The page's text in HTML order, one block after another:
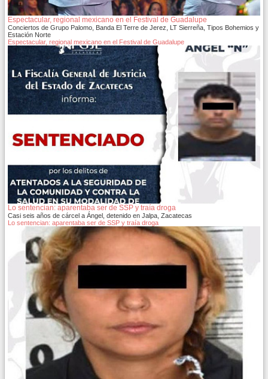
Espectacular, regional mexicano en el Festival de Guadalupe
Conciertos de Grupo Palomo, Banda El Terre de Jerez, LT Sierreña, Tipos Bohemios y
Estación Norte
Espectacular, regional mexicano en el Festival de Guadalupe
Lo sentencian: aparentaba ser de SSP y traía droga
Casi seis años de cárcel a Ángel, detenido en Jalpa, Zacatecas
Lo sentencian: aparentaba ser de SSP y traía droga